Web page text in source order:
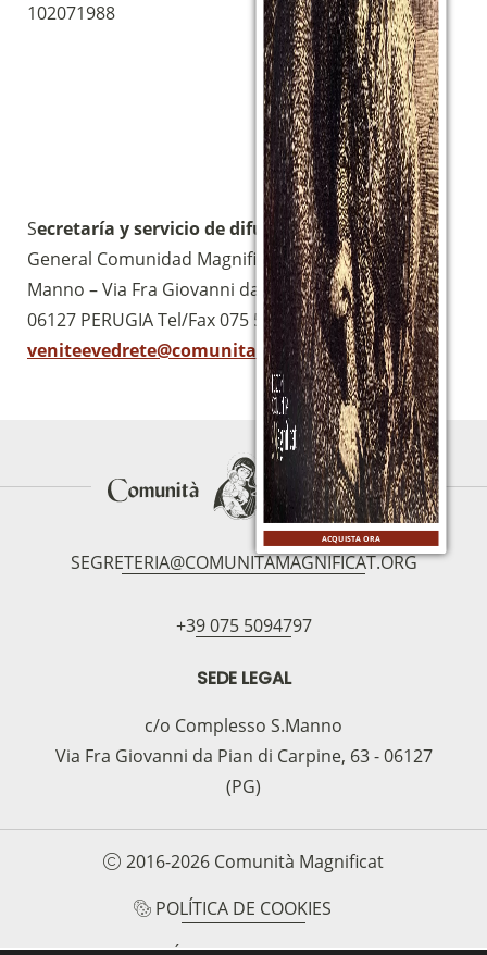
102071988
Secretaría y servicio de difusión:Secretaría
General Comunidad Magnificat c/o Complesso San
Manno – Via Fra Giovanni da Pian di Carpine, 63
06127 PERUGIA Tel/Fax 075 5057190 Mail:
veniteevedrete@comunitamagnificat.org
SEGRETERIA@COMUNITAMAGNIFICAT.ORG
+39 075 5094797
SEDE LEGAL
c/o Complesso S.Manno
Via Fra Giovanni da Pian di Carpine, 63 - 06127
(PG)
2016-2026 Comunità Magnificat
POLÍTICA DE COOKIES
ACQUISTA ORA